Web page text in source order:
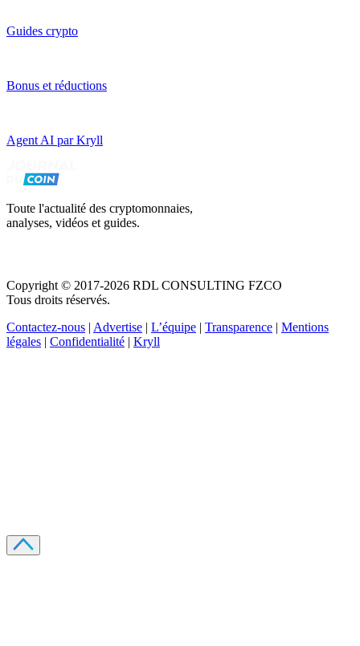
Guides crypto
Bonus et réductions
Agent AI par Kryll
Toute l'actualité des cryptomonnaies,
analyses, vidéos et guides.
Copyright © 2017-2026 RDL CONSULTING FZCO
Tous droits réservés.
Contactez-nous | Advertise | L’équipe | Transparence | Mentions
légales | Confidentialité | Kryll